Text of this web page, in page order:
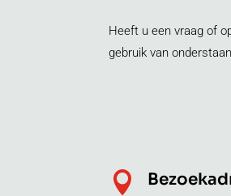
Heeft u een vraag of
gebruik van
